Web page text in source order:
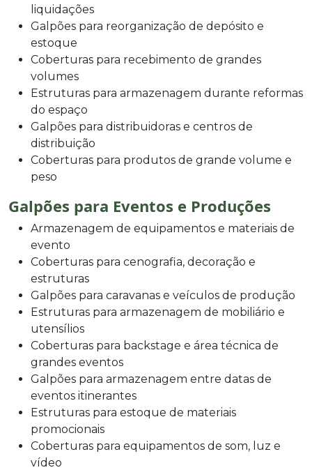
liquidações
Galpões para reorganização de depósito e
estoque
Coberturas para recebimento de grandes
volumes
Estruturas para armazenagem durante reformas
do espaço
Galpões para distribuidoras e centros de
distribuição
Coberturas para produtos de grande volume e
peso
Galpões para Eventos e Produções
Armazenagem de equipamentos e materiais de
evento
Coberturas para cenografia, decoração e
estruturas
Galpões para caravanas e veículos de produção
Estruturas para armazenagem de mobiliário e
utensílios
Coberturas para backstage e área técnica de
grandes eventos
Galpões para armazenagem entre datas de
eventos itinerantes
Estruturas para estoque de materiais
promocionais
Coberturas para equipamentos de som, luz e
vídeo